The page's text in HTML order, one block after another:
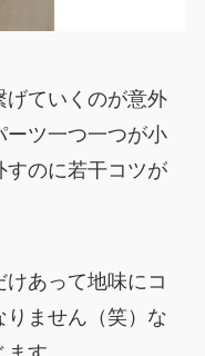
げていくのが意外
ーツ一つ一つが小
すのに若干コツが
あって地味にコ
りません（笑）な